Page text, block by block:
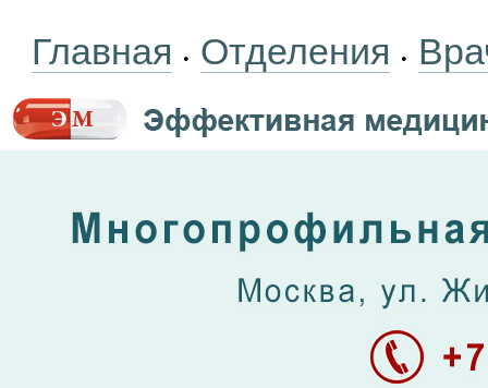
Главная • Отделения •